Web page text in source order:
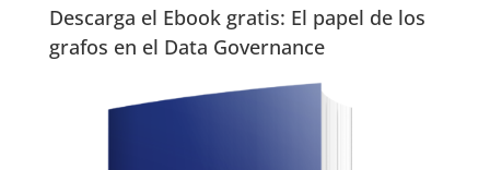
Descarga el Ebook gratis: El papel de los
grafos en el Data Governance